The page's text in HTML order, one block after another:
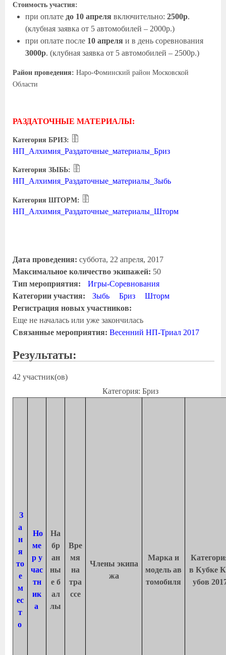
Стоимость участия:
при оплате до 10 апреля включительно: 2500р.
(клубная заявка от 5 автомобилей – 2000р.)
при оплате после 10 апреля и в день соревнования
3000р. (клубная заявка от 5 автомобилей – 2500р.)
Район проведения: Наро-Фоминский район Московской
Области
РАЗДАТОЧНЫЕ МАТЕРИАЛЫ:
Категория БРИЗ:
НП_Алхимия_Раздаточные_материалы_Бриз
Категория ЗЫБЬ:
НП_Алхимия_Раздаточные_материалы_Зыбь
Категория ШТОРМ:
НП_Алхимия_Раздаточные_материалы_Шторм
Дата проведения: суббота, 22 апреля, 2017
Максимальное количество экипажей: 50
Тип мероприятия:
Игры-Соревнования
Категории участия:
Зыбь Бриз
Шторм
Регистрация новых участников:
Еще не началась или уже закончилась
Связанные мероприятия: Весенний НП-Триал 2017
Результаты:
42 участник(ов)
Категория: Бриз
З
а
н
я
то
е
м
ес
т
о
Но
ме
р у
час
тн
ик
а
На
бр
ан
ны
е б
ал
лы
Вре
мя
на
тра
ссе
Члены экипа
жа
Марка и
модель ав
томобиля
в Кубке
убов